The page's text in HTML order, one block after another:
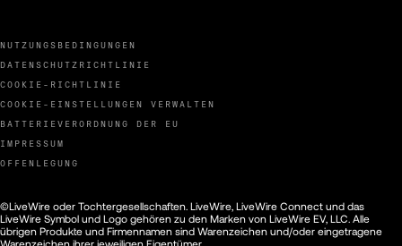
NUTZUNGSBEDINGUNGEN
DATENSCHUTZRICHTLINIE
COOKIE-RICHTLINIE
COOKIE-EINSTELLUNGEN VERWALTEN
BATTERIEVERORDNUNG DER EU
IMPRESSUM
OFFENLEGUNG
©LiveWire oder Tochtergesellschaften. LiveWire, LiveWire Connect und das
LiveWire Symbol und Logo gehören zu den Marken von LiveWire EV, LLC. Alle
übrigen Produkte und Firmennamen sind Warenzeichen und/oder eingetragene
Warenzeichen ihrer jeweiligen Eigentümer.